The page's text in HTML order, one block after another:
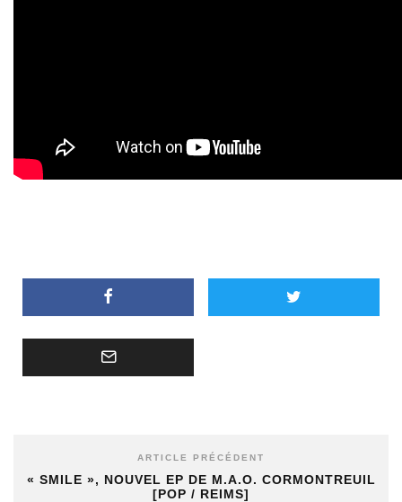
ARTICLE PRÉCÉDENT
« SMILE », NOUVEL EP DE M.A.O. CORMONTREUIL
[POP / REIMS]